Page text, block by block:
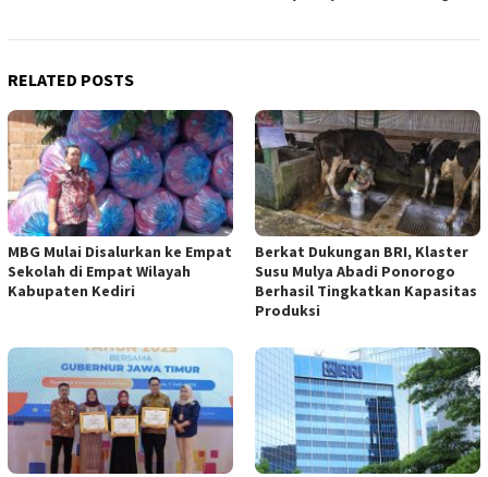
RELATED POSTS
MBG Mulai Disalurkan ke Empat
Sekolah di Empat Wilayah
Kabupaten Kediri
Berkat Dukungan BRI, Klaster
Susu Mulya Abadi Ponorogo
Berhasil Tingkatkan Kapasitas
Produksi